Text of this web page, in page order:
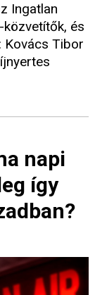
Ingatlan
és
Kovács Tibor
napi
így